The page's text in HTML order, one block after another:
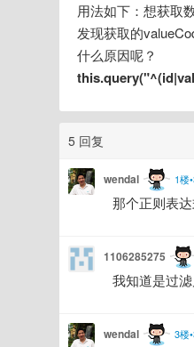
用法如下：想获取
发现获取的
什么原因呢？
5 回复
wendal 1楼
那个正则表
1106285275
我知道是过
wendal 3楼